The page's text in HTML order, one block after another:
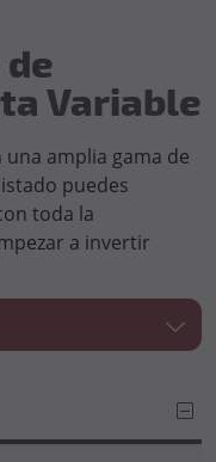
Variable
amplia gama de
puedes
toda la
a invertir